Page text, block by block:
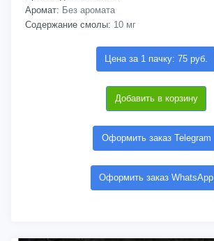
Аромат: Без аромата
Содержание смолы: 10 мг
Цена за 1 пачку: 75 руб.
Добавить в корзину
Оформить заказ Telegram
Оформить заказ WhatsApp